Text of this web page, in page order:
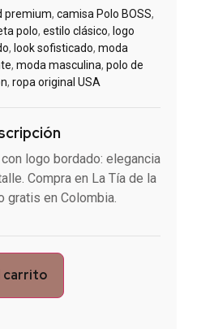
premium, camisa Polo BOSS,
polo, estilo clásico, logo
, look sofisticado, moda
, moda masculina, polo de
, ropa original USA
logo bordado: elegancia
Compra en La Tía de la
gratis en Colombia.
carrito